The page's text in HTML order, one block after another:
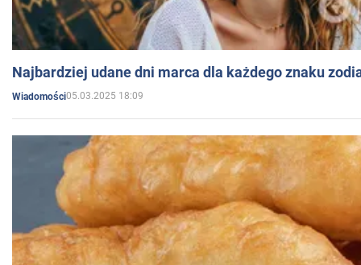
Najbardziej udane dni marca dla każdego znaku
Wiadomości05.03.2025 18:09